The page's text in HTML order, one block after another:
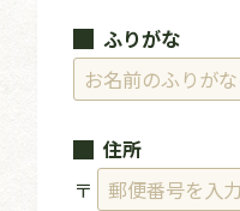
ふりがな
住所
〒